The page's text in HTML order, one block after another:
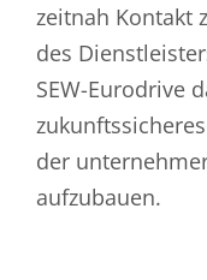
zeitnah Kontakt
des
SEW-Eurodrive
der
aufzubauen.